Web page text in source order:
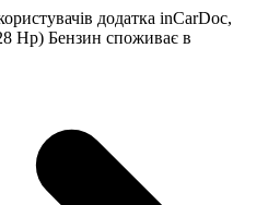
додатка inCarDoc,
Hp) Бензин споживає в